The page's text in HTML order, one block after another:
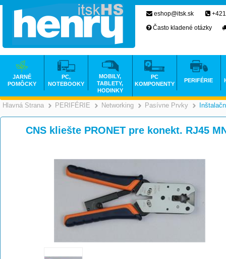
Hlavná Strana >
PERIFÉRIE >
Networking >
Pasívne Prvky
CNS kliešte PRONET pre konekt. RJ45
eshop@itsk.sk
Často kladené otázky
JARNÉ
POMÔCKY
PC,
NOTEBOOKY
MOBILY,
TABLETY,
HODINKY
PC
KOMPONENTY
PERIFÉRIE